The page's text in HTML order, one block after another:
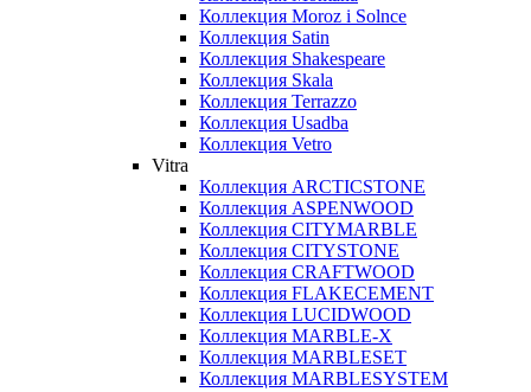
Коллекция Moroz i Solnce
Коллекция Satin
Коллекция Shakespeare
Коллекция Skala
Коллекция Terrazzo
Коллекция Usadba
Коллекция Vetro
Vitra
Коллекция ARCTICSTONE
Коллекция ASPENWOOD
Коллекция CITYMARBLE
Коллекция CITYSTONE
Коллекция CRAFTWOOD
Коллекция FLAKECEMENT
Коллекция LUCIDWOOD
Коллекция MARBLE-X
Коллекция MARBLESET
Коллекция MARBLESYSTEM